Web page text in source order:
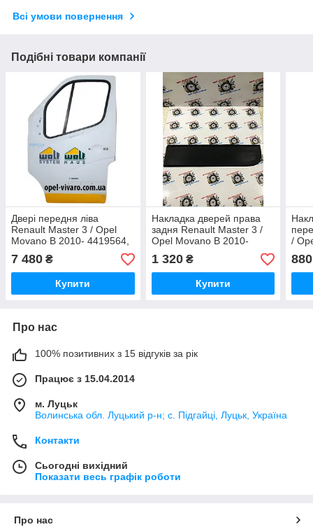
Всі умови повернення
Подібні товари компанії
Двері передня ліва
Renault Master 3 / Opel
Movano B 2010- 4419564,
801017005R (Рено Мастер
3 / Опель Мовано B)
7 480 ₴
Купити
Накладка дверей права
задня Renault Master 3 /
Opel Movano B 2010-
908520001R (Рено Мастер
3 / Опель Мовано B)
1 320₴
Купити
/
880
Про нас
100% позитивних з 15 відгуків за рік
Працює з 15.04.2014
м. Луцьк
Волинська обл. Луцький р-н; с. Підгайці, Луцьк, Україна
Контакти
Сьогодні вихідний
Показати весь графік роботи
Про нас